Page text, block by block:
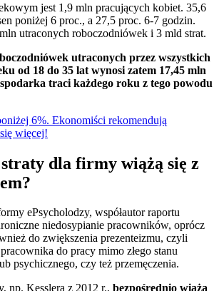
jest 1,9 mln pracujących kobiet. 35,6
poniżej 6 proc., a 27,5 proc. 6-7 godzin.
utraconych roboczodniówek i 3 mld strat.
utraconych przez wszystkich
od 18 do 35 lat wynosi zatem 17,45 mln
traci każdego roku z tego powodu
6%. Ekonomiści rekomendują
więcej!
dla firmy wiążą się z
ePsycholodzy, współautor raportu
niedosypianie pracowników, oprócz
do zwiększenia prezenteizmu, czyli
do pracy mimo złego stanu
psychicznego, czy też przemęczenia.
np. Kesslera z 2012 r., bezpośrednio wiążą